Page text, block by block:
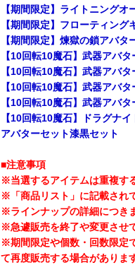
【期間限定】ライトニングオ
【期間限定】フローティン
【期間限定】煉獄の鎖アバタ
【10回転10魔石】武器アバ
【10回転10魔石】武器アバ
【10回転10魔石】武器アバ
【10回転10魔石】武器アバ
【10回転10魔石】ドラグナ
アバターセット漆黒セット
■注意事項
※当選するアイテムは重複す
※「商品リスト」に記載され
※ラインナップの詳細につき
※急遽販売を終了や変更させ
※期間限定や個数・回数限定
て再度販売する場合がありま